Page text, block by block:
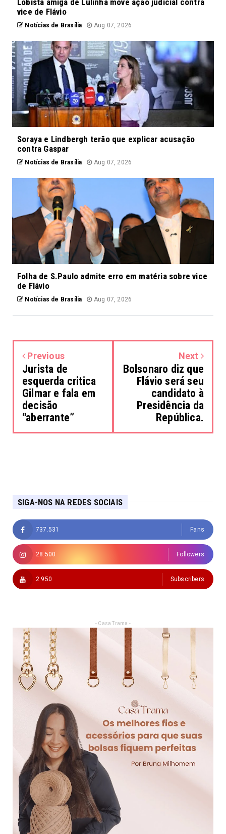
vice de Flávio
Notícias de Brasília Aug 07, 2026
Soraya e Lindbergh terão que explicar acusação
contra Gaspar
Notícias de Brasília Aug 07, 2026
Folha de S.Paulo admite erro em matéria sobre vice
de Flávio
Notícias de Brasília Aug 07, 2026
Previous
Jurista de
esquerda critica
Gilmar e fala em
decisão
“aberrante”
Next
Bolsonaro diz que
Flávio será seu
candidato à
Presidência da
República.
SIGA-NOS NA REDES SOCIAIS
737.531 Fans
28.500 Followers
2.950 Subscribers
- Casa Trama -